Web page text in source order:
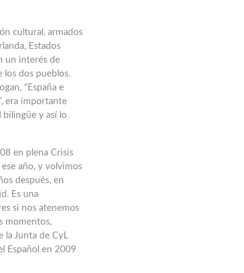
cultural, armados
Estados
un interés de
los dos pueblos.
“España e
era importante
bilingüe y así lo
en plena Crisis
año, y volvimos
después, en
Es una
si nos atenemos
momentos,
la Junta de CyL
Español en 2009